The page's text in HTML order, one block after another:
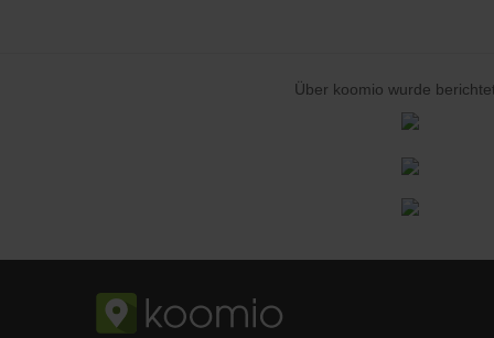
Über koomio wurde